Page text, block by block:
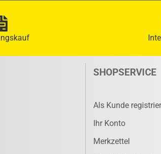
SHOPSERVICE
Als Kunde
Ihr Konto
Merkzettel